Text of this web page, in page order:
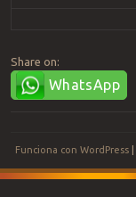
Share on:
WhatsApp
Funciona con WordPress